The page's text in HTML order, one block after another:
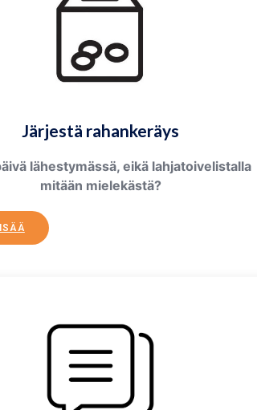
Järjestä rahankeräys
lähestymässä, eikä lahjatoivelistalla
mitään mielekästä?